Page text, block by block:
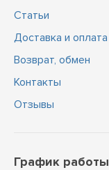
Статьи
Доставка и оплата
Возврат, обмен
Контакты
Отзывы
График работы